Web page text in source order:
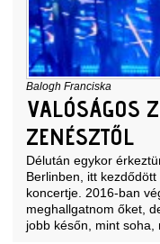
Balogh Franciska
VALÓSÁGOS
ZENÉSZTŐL
Délután egykor
Berlinben, itt
koncertje. 2016-ban
meghallgatnom őket,
jobb későn, mint soha,